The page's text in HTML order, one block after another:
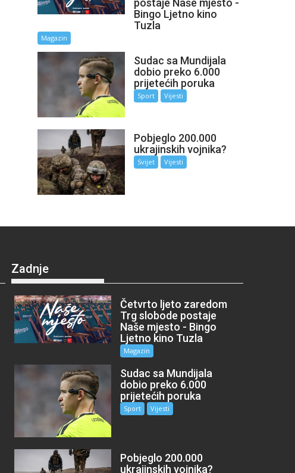
postaje Naše mjesto -
Bingo Ljetno kino
Tuzla
Magazin
Sudac sa Mundijala
dobio preko 6.000
prijetećih poruka
Sport Vijesti
Pobjeglo 200.000
ukrajinskih vojnika?
Svijet Vijesti
Zadnje
Četvrto ljeto zaredom
Trg slobode postaje
Naše mjesto - Bingo
Ljetno kino Tuzla
Magazin
Sudac sa Mundijala
dobio preko 6.000
prijetećih poruka
Sport Vijesti
Pobjeglo 200.000
ukrajinskih vojnika?